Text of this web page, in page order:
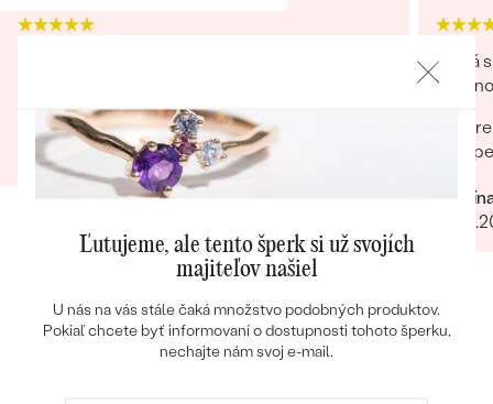
Bestsellery
OBJAVIŤ
Jana
06.07.2024
Veľká
Ľutujeme, ale tento šperk si už svojích
majiteľov našiel
U nás na vás stále čaká množstvo podobných produktov.
Pokiaľ chcete byť informovaní o dostupnosti tohoto šperku,
nechajte nám svoj e-mail.